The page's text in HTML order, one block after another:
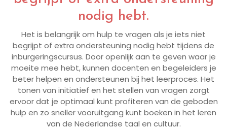
nodig hebt.
Het is belangrijk om hulp te vragen als je iets niet
begrijpt of extra ondersteuning nodig hebt tijdens de
inburgeringscursus. Door openlijk aan te geven waar je
moeite mee hebt, kunnen docenten en begeleiders je
beter helpen en ondersteunen bij het leerproces. Het
tonen van initiatief en het stellen van vragen zorgt
ervoor dat je optimaal kunt profiteren van de geboden
hulp en zo sneller vooruitgang kunt boeken in het leren
van de Nederlandse taal en cultuur.